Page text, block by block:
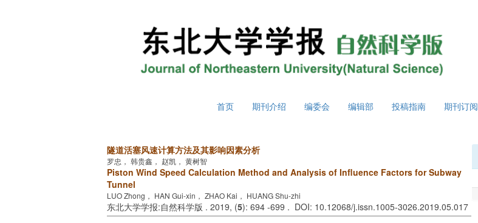
首页 期刊介绍 编委会 编辑部 投稿指南 期刊订阅
隧道活塞风速计算方法及其影响因素分析
罗忠， 韩贵鑫， 赵凯， 黄树智
Piston Wind Speed Calculation Method and Analysis of Influence Factors for Subway
Tunnel
LUO Zhong， HAN Gui-xin， ZHAO Kai， HUANG Shu-zhi
东北大学学报:自然科学版 . 2019, (5): 694 -699 . DOI: 10.12068/j.issn.1005-3026.2019.05.017